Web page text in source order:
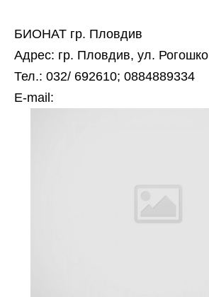
БИОНАТ гр. Пловдив
Адрес: гр. Пловдив, ул.
Тел.: 032/ 692610; 0884889334
Е-mail: